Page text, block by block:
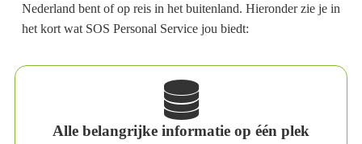
Nederland bent of op reis in het buitenland. Hieronder zie je in
het kort wat SOS Personal Service jou biedt:
Alle belangrijke informatie op één plek